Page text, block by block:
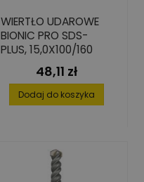
WIERTŁO UDAROWE
BIONIC PRO SDS-
PLUS, 15,0X100/160
Cena
48,11 zł
Dodaj do koszyka